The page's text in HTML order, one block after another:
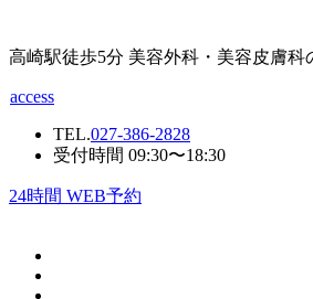
高崎駅徒歩5分 美容外科・美容皮膚科
access
TEL.027-386-2828
受付時間 09:30〜18:30
24時間 WEB予約